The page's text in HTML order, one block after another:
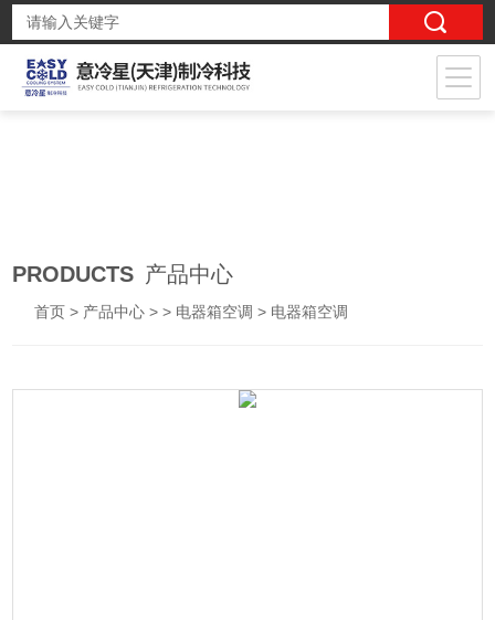
PRODUCTS 产品中心
首页 > 产品中心 > > 电器箱空调 > 电器箱空调